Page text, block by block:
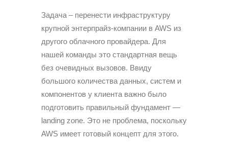
Задача – перенести инфраструктуру
крупной энтерпрайз-компании в AWS из
другого облачного провайдера. Для
нашей команды это стандартная вещь
без очевидных вызовов. Ввиду
большого количества данных, систем и
компонентов у клиента важно было
подготовить правильный фундамент —
landing zone. Это не проблема, поскольку
AWS имеет готовый концепт для этого.